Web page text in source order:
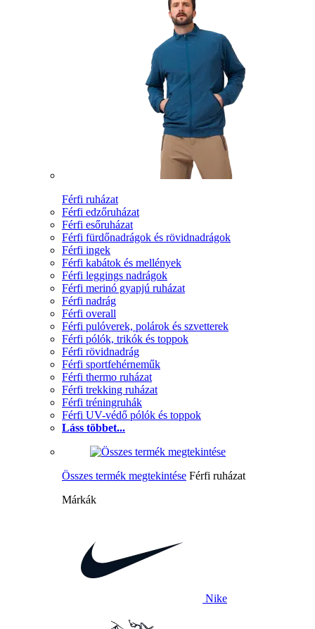
Férfi ruházat
Férfi edzőruházat
Férfi esőruházat
Férfi fürdőnadrágok és rövidnadrágok
Férfi ingek
Férfi kabátok és mellények
Férfi leggings nadrágok
Férfi merinó gyapjú ruházat
Férfi nadrág
Férfi overall
Férfi pulóverek, polárok és szvetterek
Férfi pólók, trikók és toppok
Férfi rövidnadrág
Férfi sportfehérneműk
Férfi thermo ruházat
Férfi trekking ruházat
Férfi tréningruhák
Férfi UV-védő pólók és toppok
Láss többet...
Összes termék megtekintése Férfi ruházat
Márkák
Nike